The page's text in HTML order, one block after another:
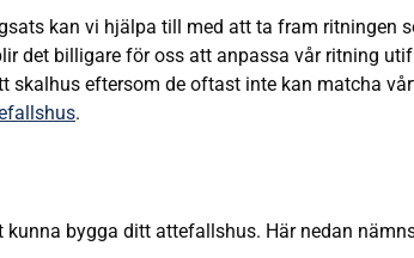
kan vi hjälpa till med att ta fram ritningen
det billigare för oss att anpassa vår ritning
skalhus eftersom de oftast inte kan matcha
.
bygga ditt attefallshus. Här nedan